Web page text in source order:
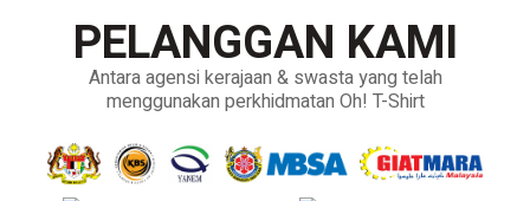
PELANGGAN KAMI
Antara agensi kerajaan & swasta yang telah
menggunakan perkhidmatan Oh! T-Shirt